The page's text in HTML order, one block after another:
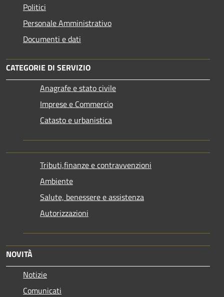
Politici
Personale Amministrativo
Documenti e dati
CATEGORIE DI SERVIZIO
Anagrafe e stato civile
Imprese e Commercio
Catasto e urbanistica
Tributi,finanze e contravvenzioni
Ambiente
Salute, benessere e assistenza
Autorizzazioni
NOVITÀ
Notizie
Comunicati